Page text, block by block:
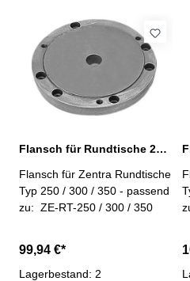
Flansch für Rundtische 250/300/350
Flansch für Zentra Rundtische
Typ 250 / 300 / 350 - passend
zu: ZE-RT-250 / 300 / 350
99,94 €*
Lagerbestand: 2